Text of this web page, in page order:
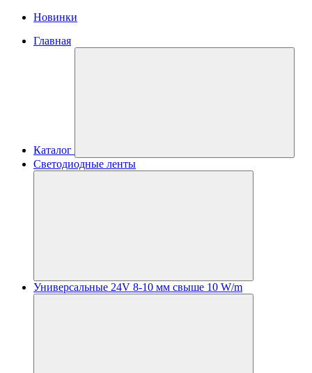
Новинки
Главная
Каталог
Светодиодные ленты
Универсальные 24V 8-10 мм свыше 10 W/m